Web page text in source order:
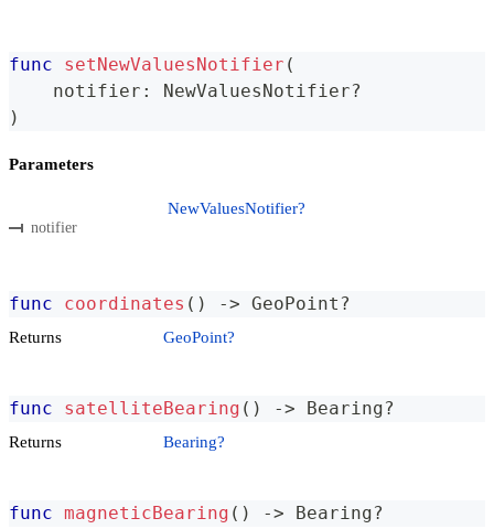
func setNewValuesNotifier (
    notifier
: NewValuesNotifier?
)
Parameters
notifier
NewValuesNotifier?
func coordinates ( ) -> GeoPoint ?
Returns GeoPoint?
func satelliteBearing ( ) -> Bearing?
Returns Bearing?
func magneticBearing ( ) -> Bearing?